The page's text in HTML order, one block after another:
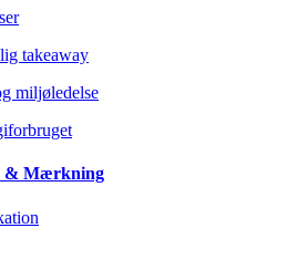
takeaway
miljøledelse
& Mærkning